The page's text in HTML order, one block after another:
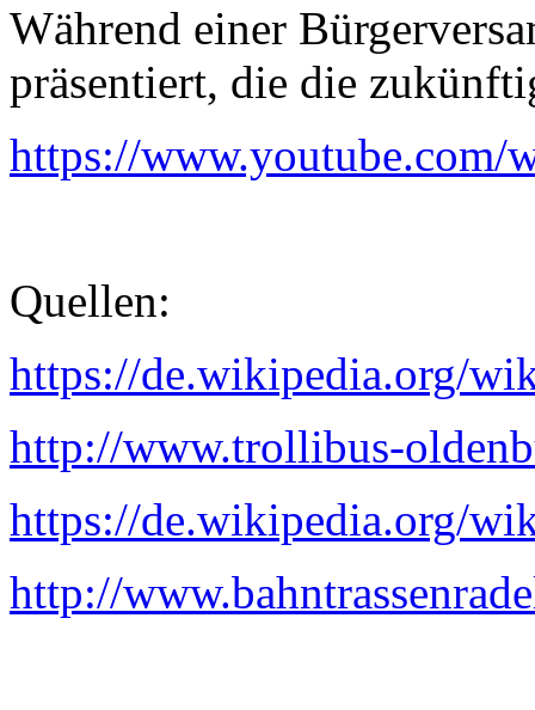
Während einer
präsentiert, die die
https://www.youtube.com/
Quellen:
https://de.wikipedia.org/
http://www.trollibus-
https://de.wikipedia.org/
http://